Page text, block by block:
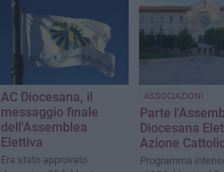
AC Diocesana, il
messaggio finale
dell'Assemblea
Elettiva
Era stato approvato
ASSOCIAZIONI
Parte
Diocesana
Azione
Programma